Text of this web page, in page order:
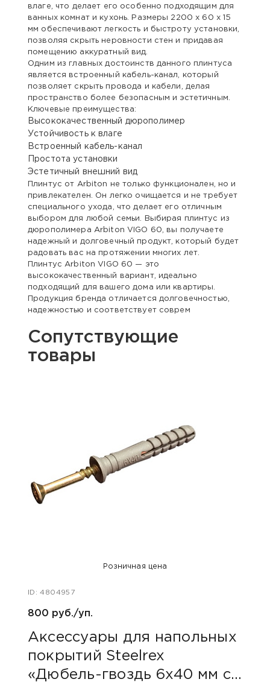
влаге, что делает его особенно подходящим для
ванных комнат и кухонь. Размеры 2200 x 60 x 15
мм обеспечивают легкость и быстроту установки,
позволяя скрыть неровности стен и придавая
помещению аккуратный вид.
Одним из главных достоинств данного плинтуса
является встроенный кабель-канал, который
позволяет скрыть провода и кабели, делая
пространство более безопасным и эстетичным.
Ключевые преимущества:
Высококачественный дюрополимер
Устойчивость к влаге
Встроенный кабель-канал
Простота установки
Эстетичный внешний вид
Плинтус от Arbiton не только функционален, но и
привлекателен. Он легко очищается и не требует
специального ухода, что делает его отличным
выбором для любой семьи. Выбирая плинтус из
дюрополимера Arbiton VIGO 60, вы получаете
надежный и долговечный продукт, который будет
радовать вас на протяжении многих лет.
Плинтус Arbiton VIGO 60 — это
высококачественный вариант, идеально
подходящий для вашего дома или квартиры.
Продукция бренда отличается долговечностью,
надежностью и соответствует соврем
Сопутствующие
товары
Розничная цена
ID: 4804957
800 руб./уп.
Аксессуары для напольных
покрытий Steelrex
«Дюбель-гвоздь 6х40 мм с